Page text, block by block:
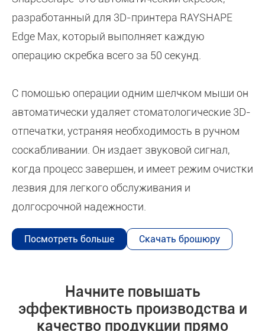
разработанный для 3D-принтера RAYSHAPE
Edge Max, который выполняет каждую
операцию скребка всего за 50 секунд.
С помощью операции одним щелчком мыши он
автоматически удаляет стоматологические 3D-
отпечатки, устраняя необходимость в ручном
соскабливании. Он издает звуковой сигнал,
когда процесс завершен, и имеет режим очистки
лезвия для легкого обслуживания и
долгосрочной надежности.
Посмотреть больше Скачать брошюру
Начните повышать
эффективность производства и
качество продукции прямо